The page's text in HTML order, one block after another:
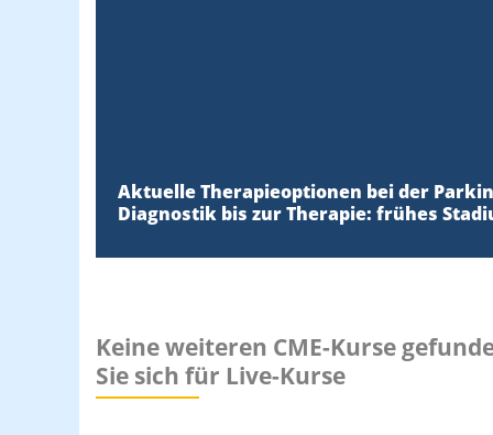
Aktuelle Therapieoptionen bei der
Diagnostik bis zur Therapie: frühes
Keine weiteren CME-Kurse
Sie sich für Live-Kurse